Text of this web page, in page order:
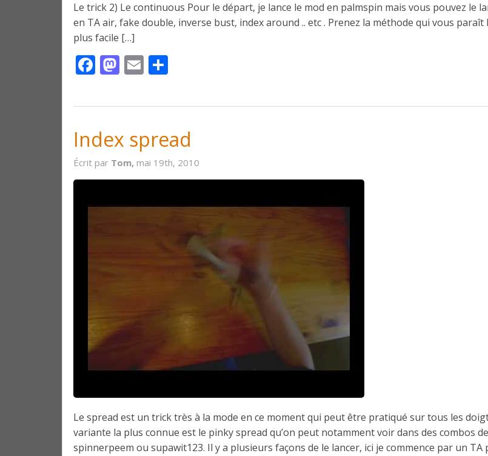
Le trick 2) Le continuous Pour le départ, je lance le mod en palmspin mais vous pouvez le
en TA air, fake double, inverse bust, index around .. etc . Prenez la méthode qui vous paraît
plus facile […]
Facebook
Mastodon
Email
Index spread
Écrit par Tom, mai 19th, 2010
Le spread est un trick très à la mode en ce moment qui peut être pratiqué sur tous les
variante la plus connue est le pinky spread qu’on peut notamment voir dans des combos de
spinnerpeem ou supawit123. Il y a plusieurs façons de le lancer, ici je commence par un TA